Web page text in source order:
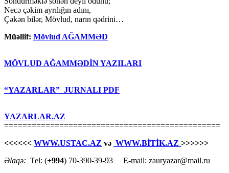
Necə çəkim ayrılığın adını,
Çəkən bilər, Mövlud, narın qədrini…
Müəllif: Mövlud AĞAMMƏD
MÖVLUD AĞAMMƏDİN YAZILARI
“YAZARLAR” JURNALI PDF
YAZARLAR.AZ
===============================================
<<<<<< WWW.USTAC.AZ və WWW.BİTİK.AZ >>>>>>
Əlaqə: Tel: (+994) 70-390-39-93 E-mail: zauryazar@mail.ru